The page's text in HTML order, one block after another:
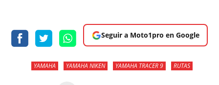
Seguir a Moto1pro en Google
YAMAHA YAMAHA NIKEN YAMAHA TRACER 9 RUTAS